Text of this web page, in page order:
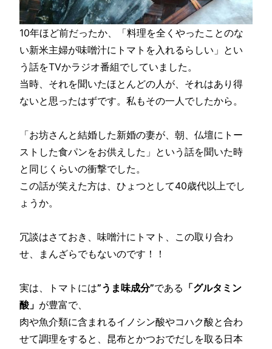
10年ほど前だったか、「料理を全くやったことのな
い新米主婦が味噌汁にトマトを入れるらしい」とい
う話をTVかラジオ番組でしていました。
当時、それを聞いたほとんどの人が、それはあり得
ないと思ったはずです。私もその一人でしたから。
「お坊さんと結婚した新婚の妻が、朝、仏壇にトー
ストした食パンをお供えした」という話を聞いた時
と同じくらいの衝撃でした。
この話が笑えた方は、ひょつとして40歳代以上でし
ょうか。
冗談はさておき、味噌汁にトマト、この取り合わ
せ、まんざらでもないのです！！
実は、トマトには”うま味成分”である 「グルタミン
酸」 が豊富で、
肉や魚介類に含まれるイノシン酸やコハク酸と合わ
せて調理をすると、昆布とかつおでだしを取る日本